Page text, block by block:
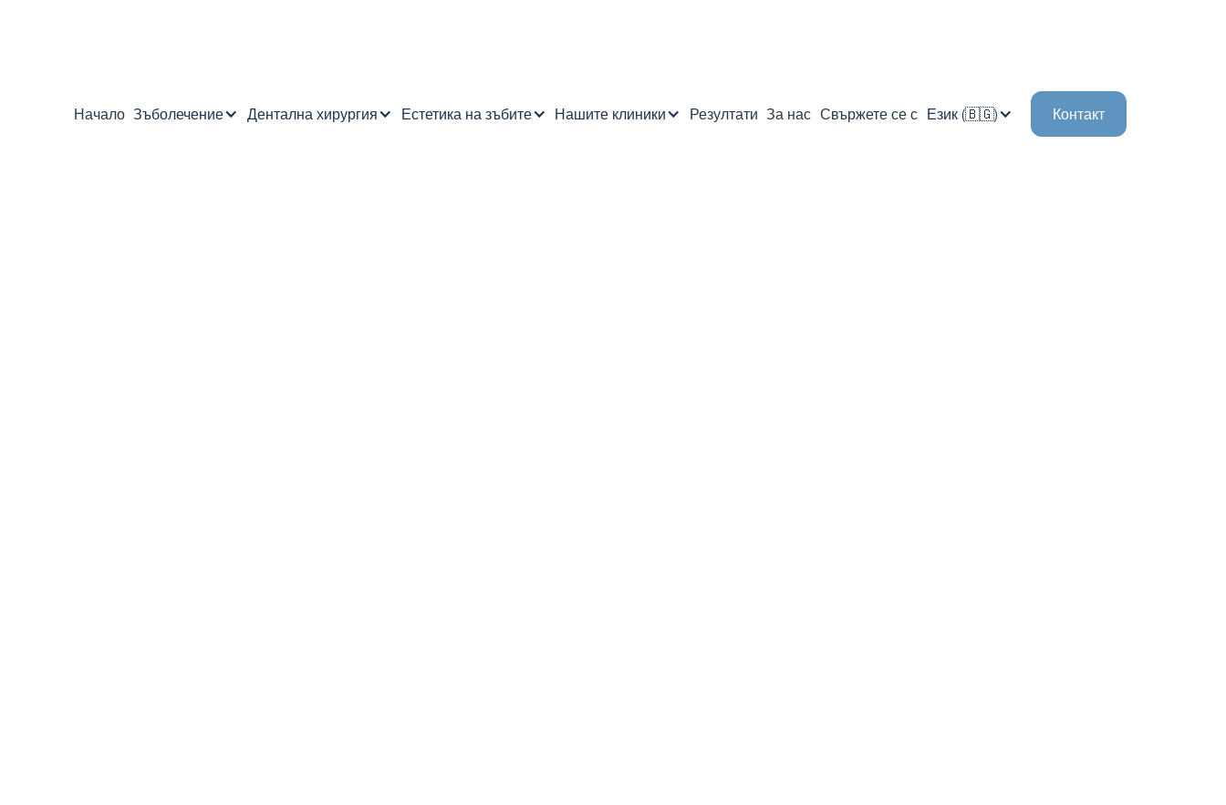
Начало Зъболечение Дентална хирургия Естетика на зъбите Нашите клиники Резултати За нас Свържете се с Език (🇧🇬) Контакт